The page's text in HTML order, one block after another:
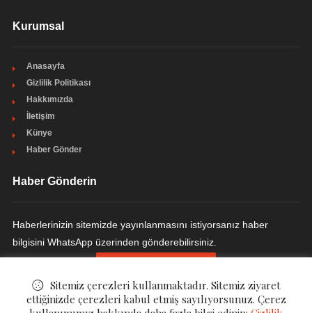
Kurumsal
Anasayfa
Gizlilik Politikası
Hakkımızda
İletişim
Künye
Haber Gönder
Haber Gönderin
Haberlerinizin sitemizde yayınlanmasını istiyorsanız haber
bilgisini WhatsApp üzerinden gönderebilirsiniz.
Sitemiz çerezleri kullanmaktadır. Sitemiz ziyaret
ettiğinizde çerezleri kabul etmiş sayılıyorsunuz. Çerez